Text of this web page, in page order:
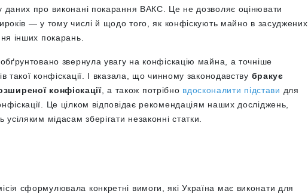
даних про виконані покарання ВАКС. Це не дозволяє оцінювати
— у тому числі й щодо того, як конфіскують майно в засуджених
інших покарань.
звернула увагу на конфіскацію майна, а точніше
такої конфіскації. І вказала, що чинному законодавству бракує
конфіскації, а також потрібно вдосконалити підстави для
Це цілком відповідає рекомендаціям наших досліджень,
усіляким мідасам зберігати незаконні статки.
сформулювала конкретні вимоги, які Україна має виконати для